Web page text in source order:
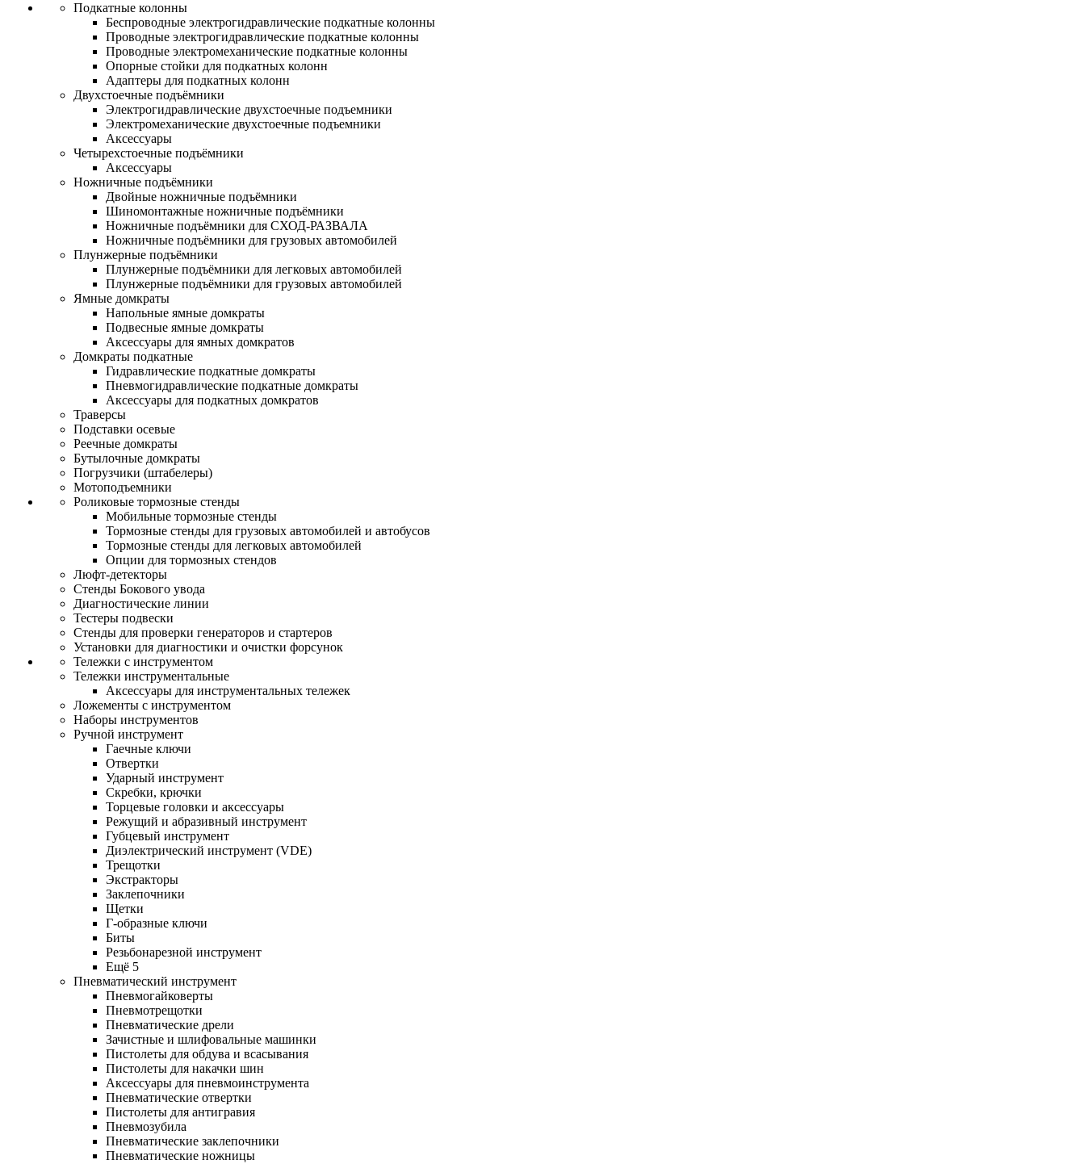
Подкатные колонны
Беспроводные электрогидравлические подкатные колонны
Проводные электрогидравлические подкатные колонны
Проводные электромеханические подкатные колонны
Опорные стойки для подкатных колонн
Адаптеры для подкатных колонн
Двухстоечные подъёмники
Электрогидравлические двухстоечные подъемники
Электромеханические двухстоечные подъемники
Аксессуары
Четырехстоечные подъёмники
Аксессуары
Ножничные подъёмники
Двойные ножничные подъёмники
Шиномонтажные ножничные подъёмники
Ножничные подъёмники для СХОД-РАЗВАЛА
Ножничные подъёмники для грузовых автомобилей
Плунжерные подъёмники
Плунжерные подъёмники для легковых автомобилей
Плунжерные подъёмники для грузовых автомобилей
Ямные домкраты
Напольные ямные домкраты
Подвесные ямные домкраты
Аксессуары для ямных домкратов
Домкраты подкатные
Гидравлические подкатные домкраты
Пневмогидравлические подкатные домкраты
Аксессуары для подкатных домкратов
Траверсы
Подставки осевые
Реечные домкраты
Бутылочные домкраты
Погрузчики (штабелеры)
Мотоподъемники
Роликовые тормозные стенды
Мобильные тормозные стенды
Тормозные стенды для грузовых автомобилей и автобусов
Тормозные стенды для легковых автомобилей
Опции для тормозных стендов
Люфт-детекторы
Стенды Бокового увода
Диагностические линии
Тестеры подвески
Стенды для проверки генераторов и стартеров
Установки для диагностики и очистки форсунок
Тележки с инструментом
Тележки инструментальные
Аксессуары для инструментальных тележек
Ложементы с инструментом
Наборы инструментов
Ручной инструмент
Гаечные ключи
Отвертки
Ударный инструмент
Скребки, крючки
Торцевые головки и аксессуары
Режущий и абразивный инструмент
Губцевый инструмент
Диэлектрический инструмент (VDE)
Трещотки
Экстракторы
Заклепочники
Щетки
Г-образные ключи
Биты
Резьбонарезной инструмент
Ещё 5
Пневматический инструмент
Пневмогайковерты
Пневмотрещотки
Пневматические дрели
Зачистные и шлифовальные машинки
Пистолеты для обдува и всасывания
Пистолеты для накачки шин
Аксессуары для пневмоинструмента
Пневматические отвертки
Пистолеты для антигравия
Пневмозубила
Пневматические заклепочники
Пневматические ножницы